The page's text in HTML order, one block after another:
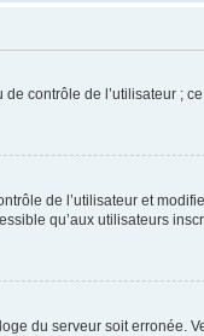
contrôle de l’utilisateur ;
de l’utilisateur et
qu’aux utilisateurs
du serveur soit erronée.